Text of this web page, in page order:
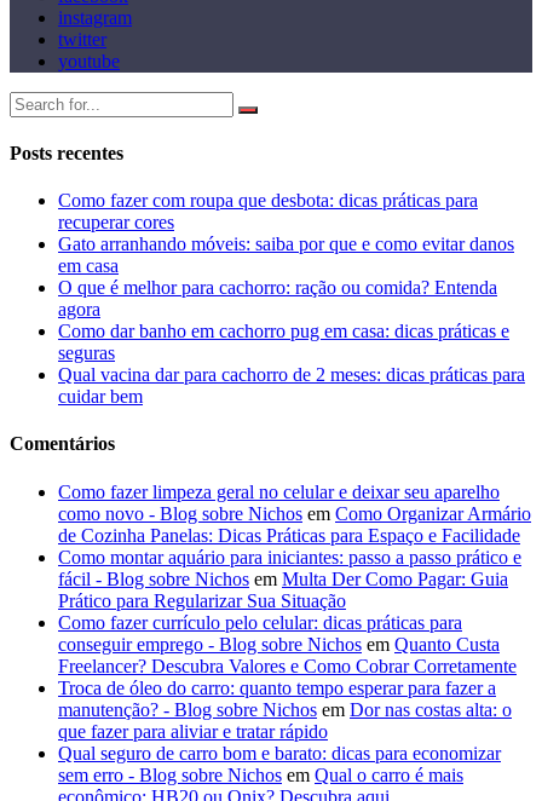
instagram
twitter
youtube
Posts recentes
Como fazer com roupa que desbota: dicas práticas para
recuperar cores
Gato arranhando móveis: saiba por que e como evitar danos
em casa
O que é melhor para cachorro: ração ou comida? Entenda
agora
Como dar banho em cachorro pug em casa: dicas práticas e
seguras
Qual vacina dar para cachorro de 2 meses: dicas práticas para
cuidar bem
Comentários
Como fazer limpeza geral no celular e deixar seu aparelho
como novo - Blog sobre Nichos em Como Organizar Armário
de Cozinha Panelas: Dicas Práticas para Espaço e Facilidade
Como montar aquário para iniciantes: passo a passo prático e
fácil - Blog sobre Nichos em Multa Der Como Pagar: Guia
Prático para Regularizar Sua Situação
Como fazer currículo pelo celular: dicas práticas para
conseguir emprego - Blog sobre Nichos em Quanto Custa
Freelancer? Descubra Valores e Como Cobrar Corretamente
Troca de óleo do carro: quanto tempo esperar para fazer a
manutenção? - Blog sobre Nichos em Dor nas costas alta: o
que fazer para aliviar e tratar rápido
Qual seguro de carro bom e barato: dicas para economizar
sem erro - Blog sobre Nichos em Qual o carro é mais
econômico: HB20 ou Onix? Descubra aqui